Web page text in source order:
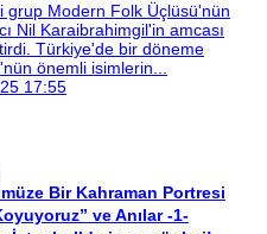
grup Modern Folk Üçlüsü'nün
Nil Karaibrahimgil'in amcası
Türkiye'de bir döneme
önemli isimlerin...
17:55
Bir Kahraman Portresi
ve Anılar -1-